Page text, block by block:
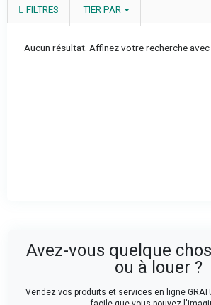
FILTRES TIER PAR
Aucun résultat. Affinez votre recherche
Avez-vous quelque
ou à louer ?
Vendez vos produits et services en ligne